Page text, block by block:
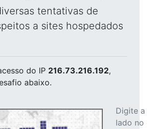
tentativas de
a sites hospedados
do IP 216.73.216.192,
abaixo.
Digite
lado no